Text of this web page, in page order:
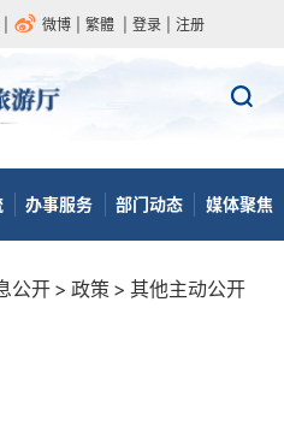
微博 繁體 登录 注册
办事服务 部门动态 媒体聚焦
公开 > 政策 > 其他主动公开